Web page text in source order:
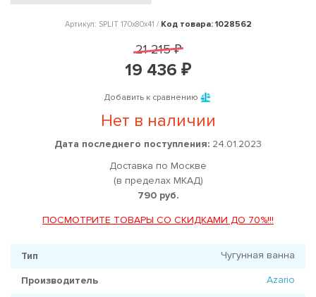
Артикул: SPLIT 170x80х41 / Код товара: 1028562
21 215 ₽
19 436 ₽
Добавить к сравнению
Нет в наличии
Дата последнего поступления: 24.01.2023
Доставка по Москве
(в пределах МКАД)
790 руб.
ПОСМОТРИТЕ ТОВАРЫ СО СКИДКАМИ ДО 70%!!!
Тип Чугунная ванна
Производитель Azario